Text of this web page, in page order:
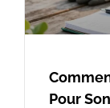
Pour